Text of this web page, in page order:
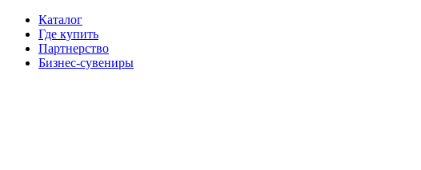
Каталог
Где купить
Партнерство
Бизнес-сувениры